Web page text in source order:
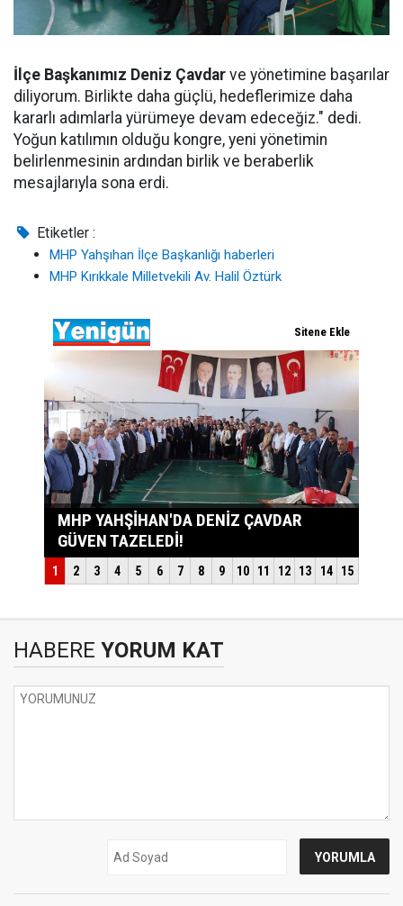
İlçe Başkanımız Deniz Çavdar ve yönetimine başarılar
diliyorum. Birlikte daha güçlü, hedeflerimize daha
kararlı adımlarla yürümeye devam edeceğiz." dedi.
Yoğun katılımın olduğu kongre, yeni yönetimin
belirlenmesinin ardından birlik ve beraberlik
mesajlarıyla sona erdi.
Etiketler :
MHP Yahşıhan İlçe Başkanlığı haberleri
MHP Kırıkkale Milletvekili Av. Halil Öztürk
HABERE YORUM KAT